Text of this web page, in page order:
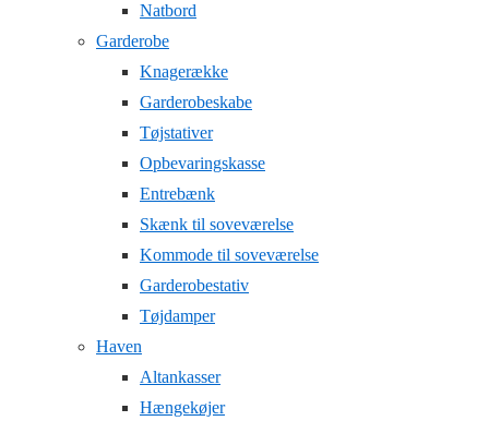
Natbord
Garderobe
Knagerække
Garderobeskabe
Tøjstativer
Opbevaringskasse
Entrebænk
Skænk til soveværelse
Kommode til soveværelse
Garderobestativ
Tøjdamper
Haven
Altankasser
Hængekøjer